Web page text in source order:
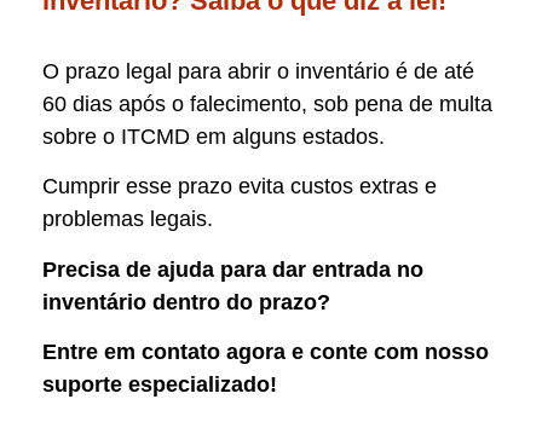
O prazo legal para abrir o inventário é de até
60 dias após o falecimento, sob pena de multa
sobre o ITCMD em alguns estados.
Cumprir esse prazo evita custos extras e
problemas legais.
Precisa de ajuda para dar entrada no
inventário dentro do prazo?
Entre em contato agora e conte com nosso
suporte especializado!